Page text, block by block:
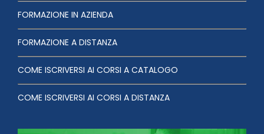
FORMAZIONE IN AZIENDA
FORMAZIONE A DISTANZA
COME ISCRIVERSI AI CORSI A CATALOGO
COME ISCRIVERSI AI CORSI A DISTANZA